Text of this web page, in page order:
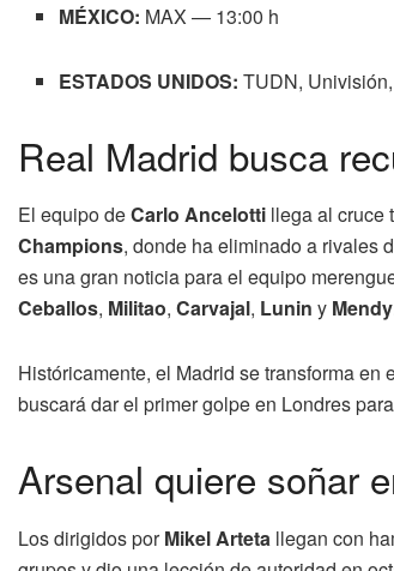
MÉXICO: MAX — 13:00 h
ESTADOS UNIDOS: TUDN,
Real Madrid busca
El equipo deCarlo Ancelotti llega al cruce
Champions, donde ha eliminado a rivales
es una gran noticia para el equipo
Ceballos, Militao, Carvajal, Lunin y Mendy
Históricamente, el Madrid se transforma
buscará dar el primer golpe en Londres
Arsenal quiere soñar
Los dirigidos porMikel Arteta llegan con